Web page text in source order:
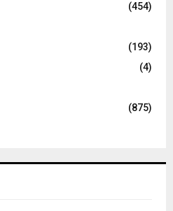
(454)
(193)
(4)
(875)